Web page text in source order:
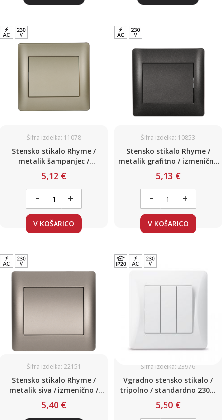
Šifra izdelka: 11078
Stensko stikalo Rhyme /
metalik šampanjec /
enopolno / 220V / 10A
5,12 €
- +
V KOŠARICO
Šifra izdelka: 10853
Stensko stikalo Rhyme /
metalik grafitno / izmenično
/ 220V / 10A
5,13 €
- +
V KOŠARICO
Šifra izdelka: 22151
Stensko stikalo Rhyme /
metalik siva / izmenično /
220V / 10A
5,40 €
Šifra izdelka: 23976
Vgradno stensko stikalo /
tripolno / standardno 230V,
bela barva
5,50 €